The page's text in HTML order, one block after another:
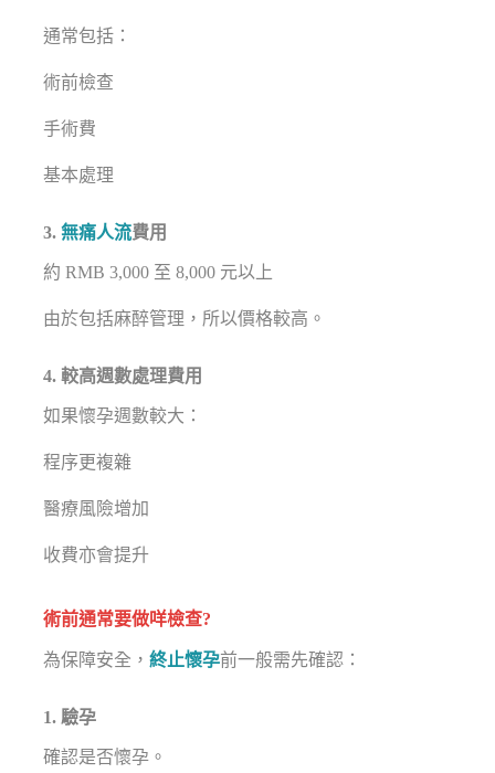
通常包括：
術前檢查
手術費
基本處理
3.無痛人流費用
約 RMB 3,000 至 8,000 元以上
由於包括麻醉管理，所以價格較高。
4. 較高週數處理費用
如果懷孕週數較大：
程序更複雜
醫療風險增加
收費亦會提升
術前通常要做咩檢查?
為保障安全，終止懷孕前一般需先確認：
1. 驗孕
確認是否懷孕。